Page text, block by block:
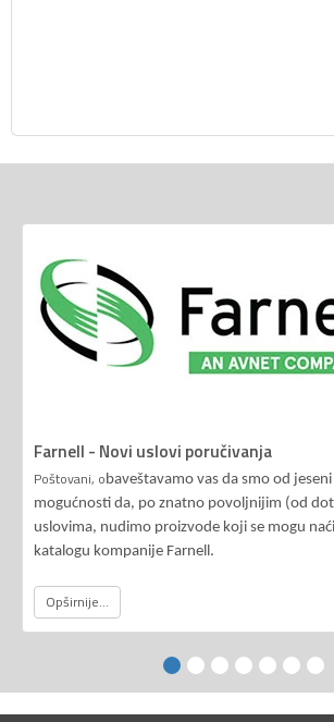
Farnell - Novi uslovi poručivanja
Poštovani, obaveštavamo vas da smo od
mogućnosti da, po znatno povoljnijim (od
uslovima, nudimo proizvode koji se mogu
katalogu kompanije Farnell.
Opširnije...